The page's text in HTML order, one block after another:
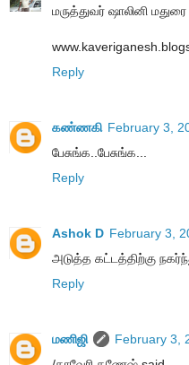
மருத்துவர் ஷாலினி
Reply
கண்ணகி February 3,
பேசுங்க..பேசுங்க...
Reply
Ashok D February 3,
அடுத்த கட்டத்திற்கு
Reply
மணிஜி
February 3,